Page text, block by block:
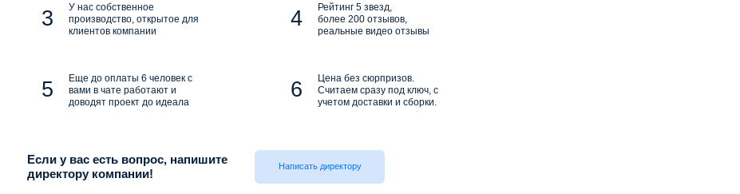
У нас собственное
производство, открытое для
клиентов компании
Рейтинг 5 звезд,
более 200 отзывов,
реальные видео отзывы
Еще до оплаты 6 человек с
вами в чате работают и
доводят проект до идеала
Цена без сюрпризов.
Считаем сразу под ключ, с
учетом доставки и сборки.
Если у вас есть вопрос, напишите
директору компании!
Написать директору